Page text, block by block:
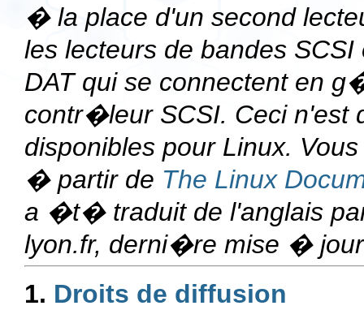
� la place d'un second
les lecteurs de bandes
DAT qui se connectent en
contr�leur SCSI. Ceci n'est
disponibles pour Linux.
� partir de The Linux
a �t� traduit de l'anglais
lyon.fr, derni�re mise �
1. Droits de diffusion